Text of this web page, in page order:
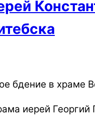
бдение в храме
иерей